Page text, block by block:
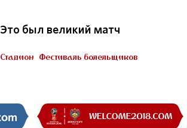
Это был великий матч
Стадион Фестиваль болельщиков